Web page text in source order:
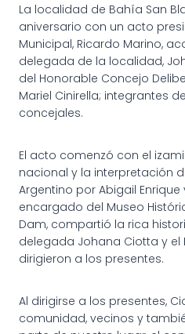
La localidad de Bahía San
aniversario con un acto
Municipal, Ricardo Marino,
delegada de la localidad,
del Honorable Concejo
Mariel Cinirella; integrantes
concejales.
El acto comenzó con el
nacional y la interpretación
Argentino por Abigail Enrique
encargado del Museo
Dam, compartió la rica
delegada Johana Ciotta y el
dirigieron a los presentes.
Al dirigirse a los presentes,
comunidad, vecinos y